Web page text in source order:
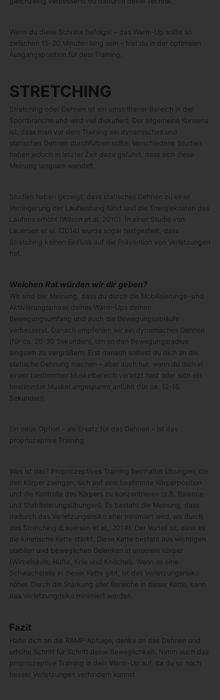
Wenn du diese Schritte befolgst – das Warm-Up sollte so
zwischen 15-20 Minuten lang sein – bist du in der optimalen
Ausgangsposition für dein Training.
STRETCHING
Stretching oder Dehnen ist ein umstrittener Bereich in der
Sportbranche und wird viel diskutiert. Der allgemeine Konsens
ist, dass man vor dem Training ein dynamisches und
statisches Dehnen durchführen sollte. Verschiedene Studien
haben jedoch in letzter Zeit dazu geführt, dass sich diese
Meinung langsam wandelt.
Studien haben gezeigt, dass statisches Dehnen zu einer
Verringerung der Laufleistung führt und die Energiekosten des
Laufens erhöht (Wilson et al, 2010). In einer Studie von
Lauersen et al. (2014) wurde sogar festgestellt, dass
Stretching keinen Einfluss auf die Prävention von Verletzungen
hat.
Welchen Rat würden wir dir geben?
Wir sind der Meinung, dass du durch die Mobilisierungs- und
Aktivierungsphase deines Warm-Ups deinen
Bewegungsumfang und auch die Bewegungsabläufe
verbesserst. Danach empfehlen wir ein dynamisches Dehnen
(für ca. 20-30 Sekunden), um so den Bewegungsradius
langsam zu vergrößern. Erst danach solltest du dich an die
statische Dehnung machen – aber auch nur, wenn du dich in
einem bestimmten Muskelbereich verletzt hast oder sich ein
bestimmter Muskel angespannt anfühlt (für ca. 12-15
Sekunden).
Ein neue Option – als Ersatz für das Dehnen – ist das
propriozeptive Training.
Was ist das? Propriozeptives Training beinhaltet Übungen, die
den Körper zwingen, sich auf eine bestimmte Körperposition
und die Kontrolle des Körpers zu konzentrieren (z.B. Balance-
und Stabilisierungsübungen). Es besteht die Meinung, dass
dadurch das Verletzungsrisiko eher minimiert wird, als durch
das Stretching (Lauersen et al., 2014). Der Vorteil ist, dass es
die kinetische Kette stärkt. Diese Kette besteht aus wichtigen
stabilen und beweglichen Gelenken in unserem Körper
(Wirbelsäule, Hüfte, Knie und Knöchel). Wenn es eine
Schwachstelle in dieser Kette gibt, ist das Verletzungsrisiko
höher. Durch die Stärkung aller Bereiche in dieser Kette, kann
das Verletzungrisiko minimiert werden.
Fazit
Halte dich an die RAMP-Abfolge, denke an das Dehnen und
erhöhe Schritt für Schritt deine Beweglichkeit. Nimm auch das
propriozeptive Training in dein Warm-Up auf, da du so noch
besser Verletzungen verhindern kannst.